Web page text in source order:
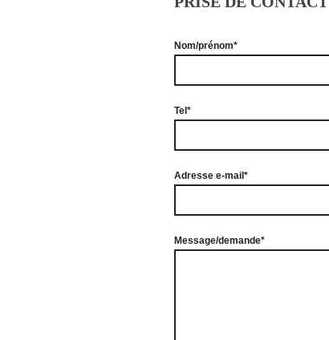
Nom/prénom*
Tel*
Adresse e-mail*
Message/demande*